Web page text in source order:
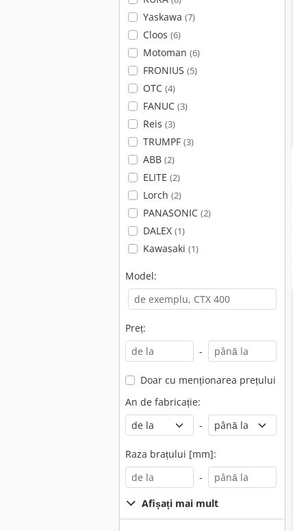
Yaskawa (7)
Cloos (6)
Motoman (6)
FRONIUS (5)
OTC (4)
FANUC (3)
Reis (3)
TRUMPF (3)
ABB (2)
ELITE (2)
Lorch (2)
PANASONIC (2)
DALEX (1)
Kawasaki (1)
Model:
Preț:
-
Doar cu menționarea prețului
An de fabricație:
-
Raza brațului [mm]:
-
Afișați mai mult